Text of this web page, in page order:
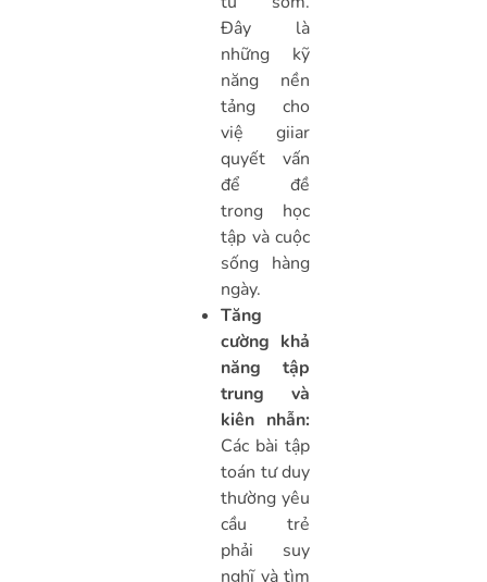
Đây là
những kỹ
năng nền
tảng cho
việ giiar
quyết vấn
để đề
trong học
tập và cuộc
sống hàng
ngày.
Tăng
cường khả
năng tập
trung và
kiên nhẫn:
Các bài tập
toán tư duy
thường yêu
cầu trẻ
phải suy
nghĩ và tìm